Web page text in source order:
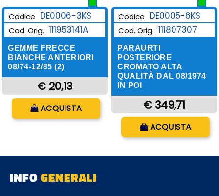
Codice DE0006-3KS
Cod. Orig. 111953141A
GEMME FRECCE
BIANCHE ANTERIORI
08/74-12/85 (2)
€ 20,13
ACQUISTA
Codice DE0005-6KS
Cod. Orig. 111807307
PARAURTI
POSTERIORE
CROMATO ALTA
QUALITÀ DAL 08/1974
IN POI
€ 349,71
ACQUISTA
INFOGENERALI